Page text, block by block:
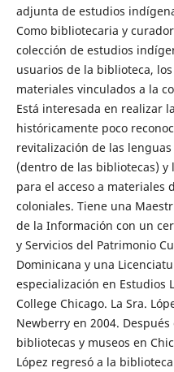
adjunta de estudios
Como bibliotecaria y
colección de estudios
usuarios de la biblioteca,
materiales vinculados a la
Está interesada en realizar
históricamente poco
revitalización de las
(dentro de las bibliotecas) y
para el acceso a materiales
coloniales. Tiene una
de la Información con un
y Servicios del Patrimonio
Dominicana y una
especialización en Estudios
College Chicago. La Sra.
Newberry en 2004.
bibliotecas y museos en
López regresó a la